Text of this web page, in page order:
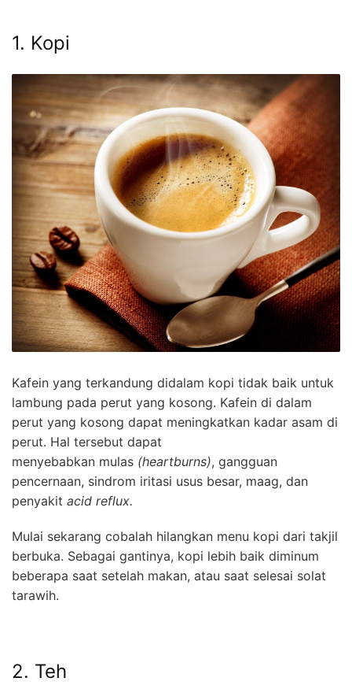
1. Kopi
Kafein yang terkandung didalam kopi tidak baik untuk
lambung pada perut yang kosong. Kafein di dalam
perut yang kosong dapat meningkatkan kadar asam di
perut. Hal tersebut dapat
menyebabkan mulas (heartburns), gangguan
pencernaan, sindrom iritasi usus besar, maag, dan
penyakit acid reflux.
Mulai sekarang cobalah hilangkan menu kopi dari takjil
berbuka. Sebagai gantinya, kopi lebih baik diminum
beberapa saat setelah makan, atau saat selesai solat
tarawih.
2. Teh